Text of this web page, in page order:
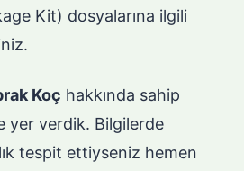
Kit) dosyalarına ilgili
Koç hakkında sahip
yer verdik. Bilgilerde
tespit ettiyseniz hemen